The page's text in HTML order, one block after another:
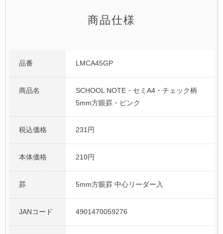
OEMご希望の方へ
商品仕様
品番 LMCA45GP
商品名
SCHOOL NOTE・セミA4・チェック柄
5mm方眼罫・ピンク
税込価格 231円
本体価格 210円
罫 5mm方眼罫 中心リーダー入
JANコード 4901470059276